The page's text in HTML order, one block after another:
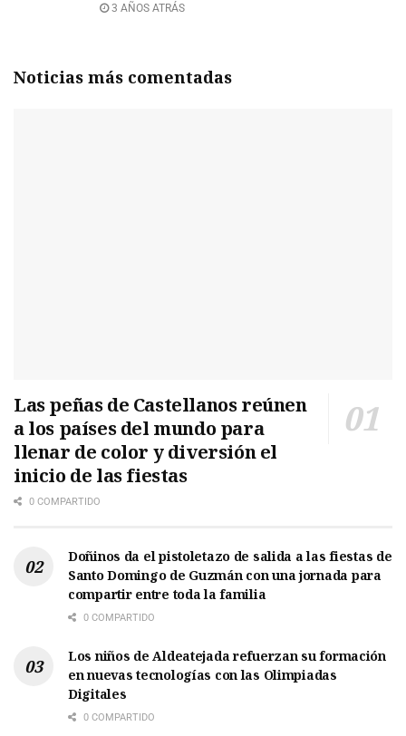
3 AÑOS ATRÁS
Noticias más comentadas
Las peñas de Castellanos reúnen
a los países del mundo para
llenar de color y diversión el
inicio de las fiestas
0 COMPARTIDO
Doñinos da el pistoletazo de salida a las fiestas de
Santo Domingo de Guzmán con una jornada para
compartir entre toda la familia
0 COMPARTIDO
Los niños de Aldeatejada refuerzan su formación
en nuevas tecnologías con las Olimpiadas
Digitales
0 COMPARTIDO